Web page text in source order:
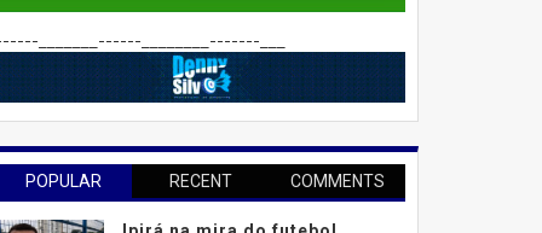
_______------________-------___
POPULAR RECENT COMMENTS